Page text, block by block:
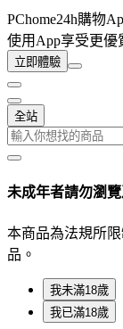
PChome24h購物
使用App享受更優
立即體驗
全站
未成年者請勿瀏
本商品為法規所
品。
我未滿18歲
我已滿18歲